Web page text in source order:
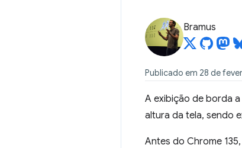
Bramus
Publicado em 28 de
A exibição de borda
altura da tela, sendo
Antes do Chrome